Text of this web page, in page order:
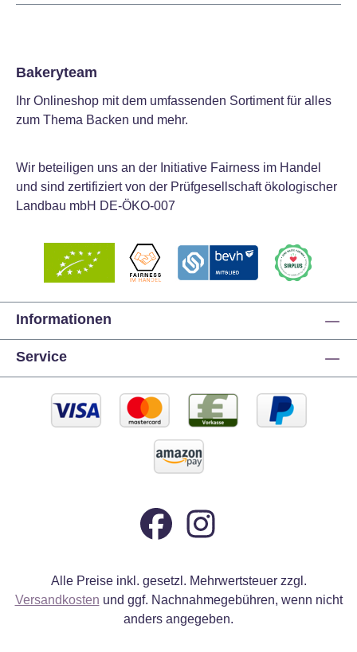
Bakeryteam
Ihr Onlineshop mit dem umfassenden Sortiment für alles
zum Thema Backen und mehr.
Wir beteiligen uns an der Initiative Fairness im Handel
und sind zertifiziert von der Prüfgesellschaft ökologischer
Landbau mbH DE-ÖKO-007
Informationen
Service
Alle Preise inkl. gesetzl. Mehrwertsteuer zzgl.
Versandkosten und ggf. Nachnahmegebühren, wenn nicht
anders angegeben.